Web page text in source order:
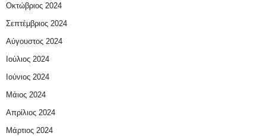
Οκτώβριος 2024
Σεπτέμβριος 2024
Αύγουστος 2024
Ιούλιος 2024
Ιούνιος 2024
Μάιος 2024
Απρίλιος 2024
Μάρτιος 2024